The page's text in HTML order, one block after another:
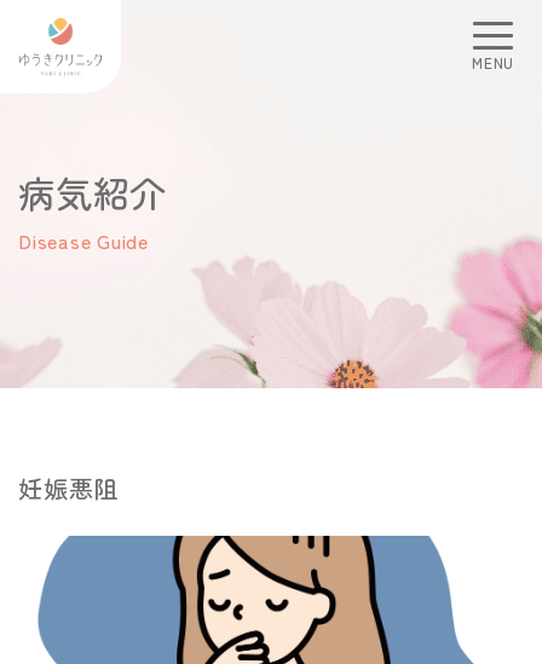
MENU
病気紹介
Disease Guide
妊娠悪阻